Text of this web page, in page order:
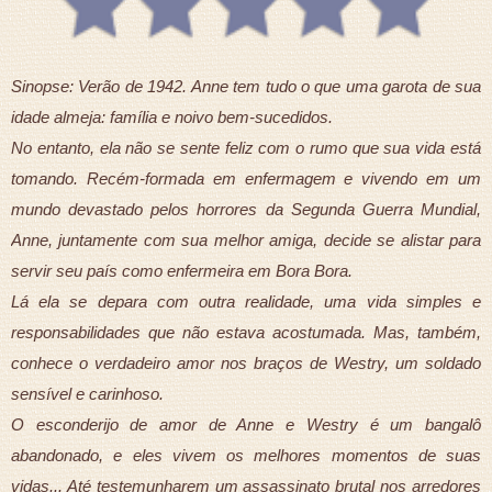
Sinopse: Verão de 1942. Anne tem tudo o que uma garota de sua
idade almeja: família e noivo bem-sucedidos.
No entanto, ela não se sente feliz com o rumo que sua vida está
tomando. Recém-formada em enfermagem e vivendo em um
mundo devastado pelos horrores da Segunda Guerra Mundial,
Anne, juntamente com sua melhor amiga, decide se alistar para
servir seu país como enfermeira em Bora Bora.
Lá ela se depara com outra realidade, uma vida simples e
responsabilidades que não estava acostumada. Mas, também,
conhece o verdadeiro amor nos braços de Westry, um soldado
sensível e carinhoso.
O esconderijo de amor de Anne e Westry é um bangalô
abandonado, e eles vivem os melhores momentos de suas
vidas... Até testemunharem um assassinato brutal nos arredores